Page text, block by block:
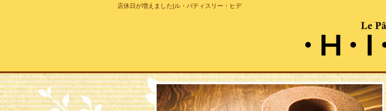
店休日が増えました|ル・パティスリー・ヒデ